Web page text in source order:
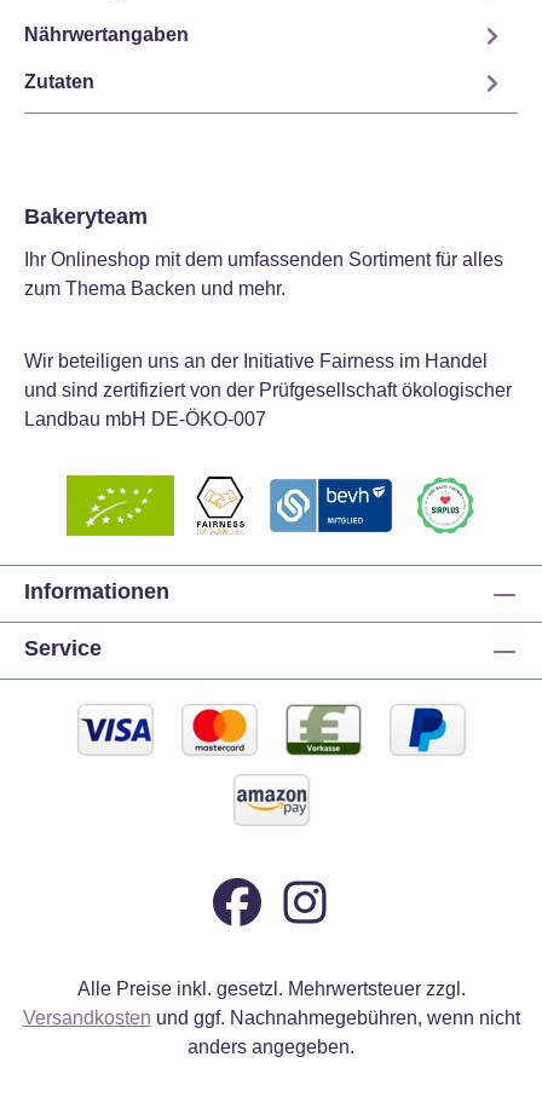
Nährwertangaben
Zutaten
Bakeryteam
Ihr Onlineshop mit dem umfassenden Sortiment für alles
zum Thema Backen und mehr.
Wir beteiligen uns an der Initiative Fairness im Handel
und sind zertifiziert von der Prüfgesellschaft ökologischer
Landbau mbH DE-ÖKO-007
Informationen
Service
Alle Preise inkl. gesetzl. Mehrwertsteuer zzgl.
Versandkosten und ggf. Nachnahmegebühren, wenn nicht
anders angegeben.